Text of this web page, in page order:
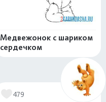
Медвежонок с шариком
сердечком
479